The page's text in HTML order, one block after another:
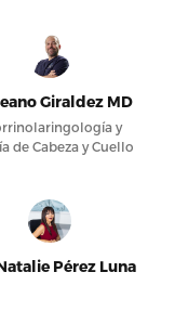
Giraldez MD
y
de Cabeza y Cuello
Pérez Luna